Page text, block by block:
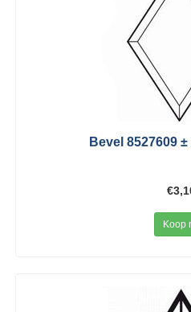
Bevel 8527609
Koop